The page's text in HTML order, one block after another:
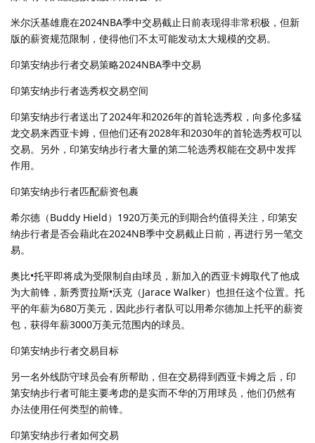
米尔沃基雄鹿在2024NBA季中交易截止日前表现得非常积极，但新
版的薪资规范限制，使得他们不太可能发动太大规模的交易。
印第安纳步行者交易策略2024NBA季中交易
印第安纳步行者选秀权交易空间
印第安纳步行者送出了2024年和2026年的首轮选秀权，向多伦多猛
龙交易来西亚卡姆，但他们还有2028年和2030年的首轮选秀权可以
交易。另外，印第安纳步行者大量的第二轮选秀权能在交易中发挥
作用。
印第安纳步行者匹配薪资包裹
希尔德（Buddy Hield）1920万美元的到期合约值得关注，印第安
纳步行者是否会藉此在2024NB季中交易截止日前，再进行另一笔交
易。
奥比•托平即将成为受限制自由球员，新加入的西亚卡姆取代了他成
为大前锋，新秀贾拉斯•沃克（Jarace Walker）也担任这个位置。托
平的年薪为680万美元，因此步行者队可以用希尔德加上托平的薪资
包，获得年薪3000万美元范围内的球员。
印第安纳步行者交易目标
另一名外线防守球员会有所帮助，但在交易得到西亚卡姆之后，印
第安纳步行者可能主要考虑的是实而不华的万用球员，他们仍然有
办法使用任何类型的前锋。
印第安纳步行者如何交易